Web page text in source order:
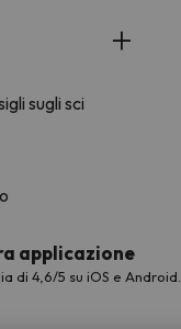
sugli sci
applicazione
di 4,6/5 su iOS e Android.